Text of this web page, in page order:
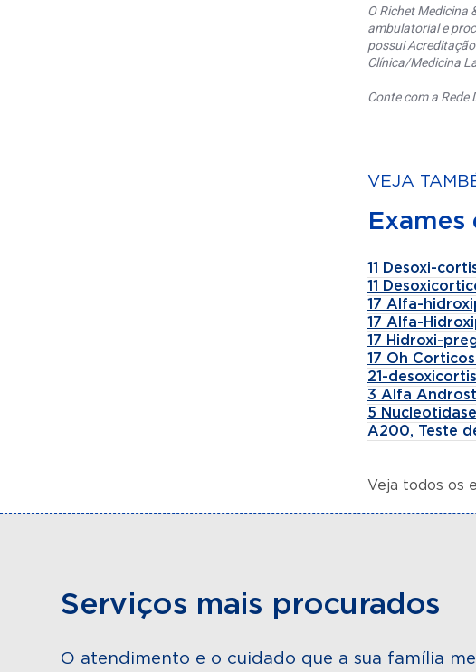
O Richet Medicina
ambulatorial e
possui
Clínica/Medicina
Conte com a Rede
VEJA
11 Desoxi-
11
17 Alfa-
17 Alfa-
17 Hidroxi-
17 Oh
21-
3 Alfa
5 Nucleotidase
A200, Teste
Veja todos os
Serviços mais procurados
O atendimento e o cuidado que a sua família